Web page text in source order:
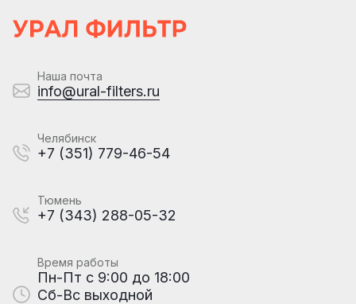
Наша почта
info@ural-filters.ru
Челябинск
+7 (351) 779-46-54
Тюмень
+7 (343) 288-05-32
Время работы
Пн-Пт с 9:00 до 18:00
Сб-Вс выходной